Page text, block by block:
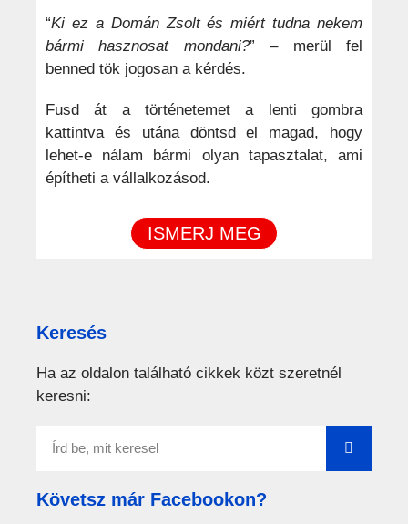
“Ki ez a Domán Zsolt és miért tudna nekem
bármi hasznosat mondani?” – merül fel
benned tök jogosan a kérdés.
Fusd át a történetemet a lenti gombra
kattintva és utána döntsd el magad, hogy
lehet-e nálam bármi olyan tapasztalat, ami
építheti a vállalkozásod.
ISMERJ MEG
Keresés
Ha az oldalon található cikkek közt szeretnél
keresni:
Követsz már Facebookon?